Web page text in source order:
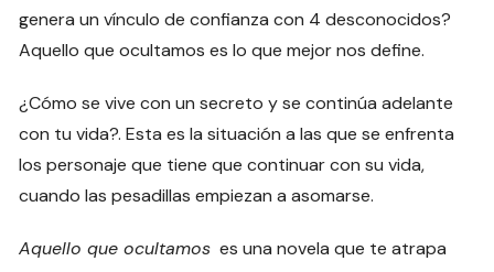
genera un vínculo de confianza con 4 desconocidos?
Aquello que ocultamos es lo que mejor nos define.
¿Cómo se vive con un secreto y se continúa adelante
con tu vida?. Esta es la situación a las que se enfrenta
los personaje que tiene que continuar con su vida,
cuando las pesadillas empiezan a asomarse.
Aquello que ocultamos es una novela que te atrapa